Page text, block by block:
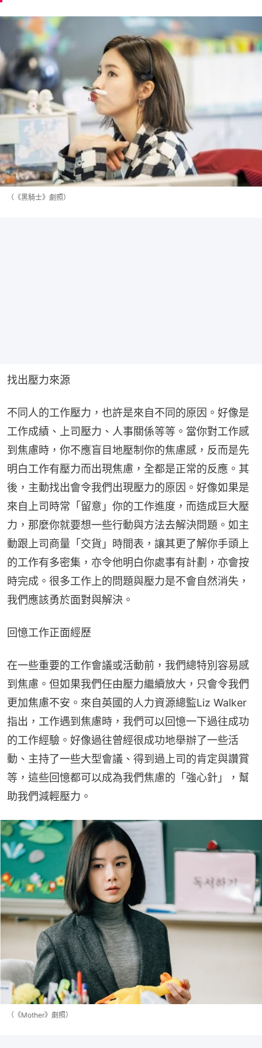
（《黑騎士》劇照）
找出壓力來源
不同人的工作壓力，也許是來自不同的原因。好像是
工作成績、上司壓力、人事關係等等。當你對工作感
到焦慮時，你不應盲目地壓制你的焦慮感，反而是先
明白工作有壓力而出現焦慮，全都是正常的反應。其
後，主動找出會令我們出現壓力的原因。好像如果是
來自上司時常「留意」你的工作進度，而造成巨大壓
力，那麼你就要想一些行動與方法去解決問題。如主
動跟上司商量「交貨」時間表，讓其更了解你手頭上
的工作有多密集，亦令他明白你處事有計劃，亦會按
時完成。很多工作上的問題與壓力是不會自然消失，
我們應該勇於面對與解決。
回憶工作正面經歷
在一些重要的工作會議或活動前，我們總特別容易感
到焦慮。但如果我們任由壓力繼續放大，只會令我們
更加焦慮不安。來自英國的人力資源總監Liz Walker
指出，工作遇到焦慮時，我們可以回憶一下過往成功
的工作經驗。好像過往曾經很成功地舉辦了一些活
動、主持了一些大型會議、得到過上司的肯定與讚賞
等，這些回憶都可以成為我們焦慮的「強心針」，幫
助我們減輕壓力。
（《Mother》劇照）